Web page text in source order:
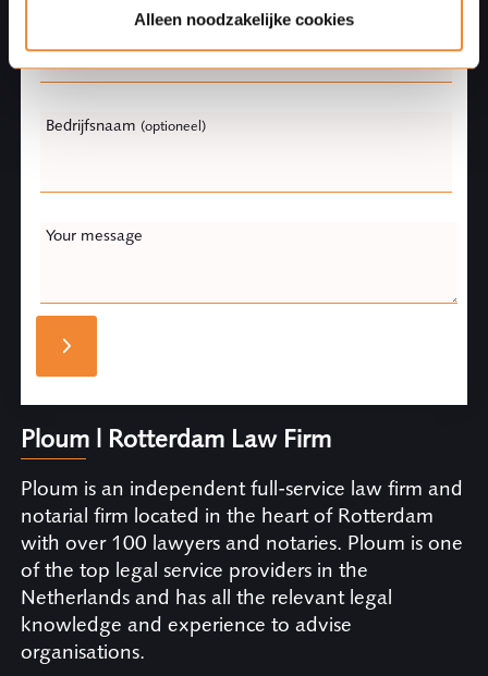
Alleen noodzakelijke cookies
Bedrijfsnaam (optioneel)
Your message
Ploum | Rotterdam Law Firm
Ploum is an independent full-service law firm and
notarial firm located in the heart of Rotterdam
with over 100 lawyers and notaries. Ploum is one
of the top legal service providers in the
Netherlands and has all the relevant legal
knowledge and experience to advise
organisations.